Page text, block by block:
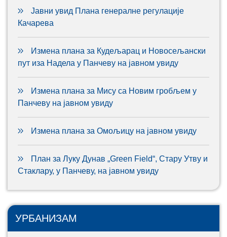
Јавни увид Плана генералне регулације
Качарева
Измена плана за Кудељарац и Новосељански
пут иза Надела у Панчеву на јавном увиду
Измена плана за Мису са Новим гробљем у
Панчеву на јавном увиду
Измена плана за Омољицу на јавном увиду
План за Луку Дунав „Green Field“, Стару Утву и
Стаклару, у Панчеву, на јавном увиду
УРБАНИЗАМ